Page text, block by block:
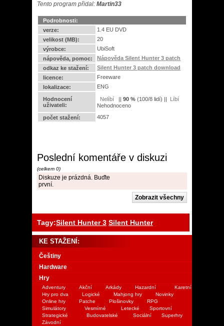
Tento program přidal: Martin33
Podrobnosti:
verze:
1.4 EU DVD
velikost (MB):
20
výrobce:
UbiSoft
nápověda, pomoc:
Nápověda Silent Hunter 3 patch
odkaz ke stažení:
Silent Hunter 3 patch download
licence:
Freeware
lokalizace:
ENG
Hodnocení
uživateli:
|| 90 % (100/8 lidí) ||
Nehodnoceno
počet stažení:
4057
Poslední komentáře v diskuzi
(celkem 0)
Diskuze je prázdná. Buďte
první.
Tagy:Silent Hunter 3 Silent Hunter
KE STAŽENÍ:
Češtiny
Hardware
Hry
Adventury Akční Arkády Hazardní
Karetní
Hry pro dva
Logické Mahjong hry
Novinky
Online hry
Patche Plošinovky
RPG
Simulátory
Vesmírné Letecké
Sportovní
Strategické
Budovatelské Sociální
Superhry
Závodní